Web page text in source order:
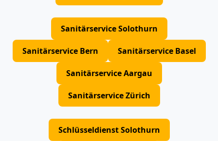
Sanitärservice Solothurn
Sanitärservice Bern Sanitärservice Basel
Sanitärservice Aargau
Sanitärservice Zürich
Schlüsseldienst Solothurn